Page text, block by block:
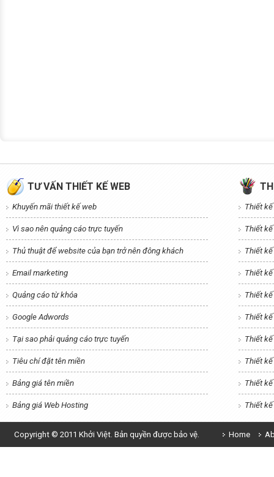
TƯ VẤN THIẾT KẾ WEB
Khuyến mãi thiết kế web
Vì sao nên quảng cáo trực tuyến
Thủ thuật để website của bạn trở nên đông khách
Email marketing
Quảng cáo từ khóa
Google Adwords
Tại sao phải quảng cáo trực tuyến
Tiêu chí đặt tên miền
Bảng giá tên miền
Bảng giá Web Hosting
Thiết
Thiết
Thiết
Thiết
Thiết
Thiết
Thiết
Thiết
Thiết
Thiết
Copyright © 2011 Khởi Việt. Bản quyền được bảo vệ. Home